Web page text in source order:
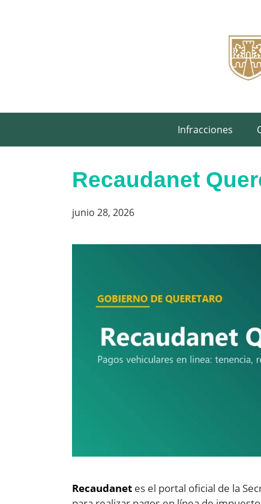
Infracciones
Recaudanet
junio 28, 2026
Recaudanet es el portal oficial de la